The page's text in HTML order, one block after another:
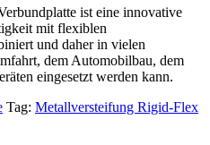
ist eine innovative
mit flexiblen
und daher in vielen
dem Automobilbau, dem
eingesetzt werden kann.
Tag: Metallversteifung Rigid-Flex